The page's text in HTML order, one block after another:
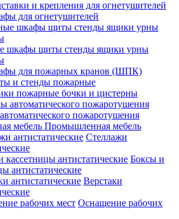
и крепления для огнетушителей
для огнетушителей
шкафы щиты стенды ящики урны
для пожарных кранов (ШПК)
и стенды пожарные
пожарные бочки и цистерны
пожаротушения
Промышленная мебель
Стеллажи
Боксы и
антистатические
Верстаки
Оснащение рабочих